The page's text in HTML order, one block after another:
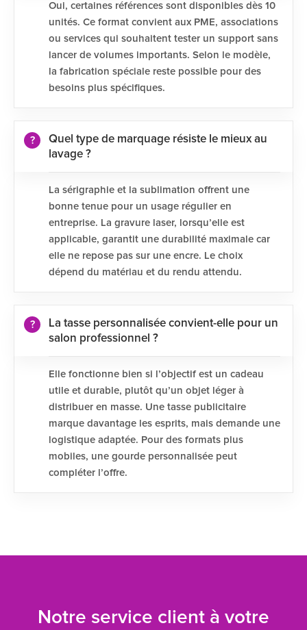
Oui, certaines références sont disponibles dès 10
unités. Ce format convient aux PME, associations
ou services qui souhaitent tester un support sans
lancer de volumes importants. Selon le modèle,
la fabrication spéciale reste possible pour des
besoins plus spécifiques.
Quel type de marquage résiste le mieux au
lavage ?
La sérigraphie et la sublimation offrent une
bonne tenue pour un usage régulier en
entreprise. La gravure laser, lorsqu’elle est
applicable, garantit une durabilité maximale car
elle ne repose pas sur une encre. Le choix
dépend du matériau et du rendu attendu.
La tasse personnalisée convient-elle pour un
salon professionnel ?
Elle fonctionne bien si l’objectif est un cadeau
utile et durable, plutôt qu’un objet léger à
distribuer en masse. Une tasse publicitaire
marque davantage les esprits, mais demande une
logistique adaptée. Pour des formats plus
mobiles, une gourde personnalisée peut
compléter l’offre.
Notre service client à votre